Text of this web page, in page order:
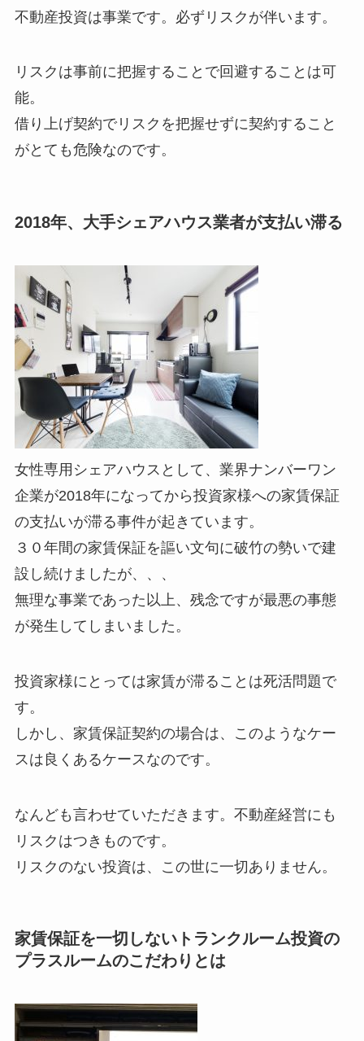
不動産投資は事業です。必ずリスクが伴います。
リスクは事前に把握することで回避することは可
能。
借り上げ契約でリスクを把握せずに契約すること
がとても危険なのです。
2018年、大手シェアハウス業者が支払い滞る
女性専用シェアハウスとして、業界ナンバーワン
企業が2018年になってから投資家様への家賃保証
の支払いが滞る事件が起きています。
３０年間の家賃保証を謳い文句に破竹の勢いで建
設し続けましたが、、、
無理な事業であった以上、残念ですが最悪の事態
が発生してしまいました。
投資家様にとっては家賃が滞ることは死活問題で
す。
しかし、家賃保証契約の場合は、このようなケー
スは良くあるケースなのです。
なんども言わせていただきます。不動産経営にも
リスクはつきものです。
リスクのない投資は、この世に一切ありません。
家賃保証を一切しないトランクルーム投資の
プラスルームのこだわりとは